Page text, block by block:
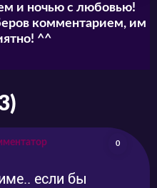
и ночью с любовью!
комментарием, им
^^
0
если бы